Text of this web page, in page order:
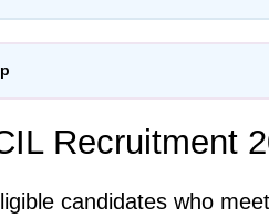
Recruitment
candidates who